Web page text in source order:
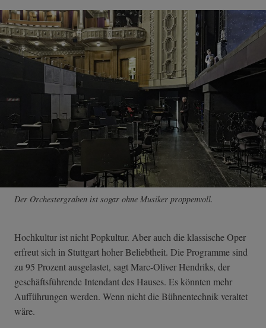
Der Orchestergraben ist sogar ohne Musiker proppenvoll.
Hochkultur ist nicht Popkultur. Aber auch die klassische Oper
erfreut sich in Stuttgart hoher Beliebtheit. Die Programme sind
zu 95 Prozent ausgelastet, sagt Marc-Oliver Hendriks, der
geschäftsführende Intendant des Hauses. Es könnten mehr
Aufführungen werden. Wenn nicht die Bühnentechnik veraltet
wäre.